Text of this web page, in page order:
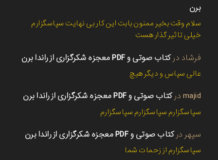
برن
سلام وقت بخیر ممنون بابت این کار بی نهایت سپاسگزارم
خیلی تاثیر گذار هست
فرشاد درکتاب صوتی و PDF معجزه شکرگزاری از راندا برن
عالی سپاس و دیگر هیچ
majid درکتاب صوتی و PDF معجزه شکرگزاری از راندا برن
سپاسگزارم سپاسگزارم سپاسگزارم
سپهر درکتاب صوتی و PDF معجزه شکرگزاری از راندا برن
سپاسگزارم از زحمات شما